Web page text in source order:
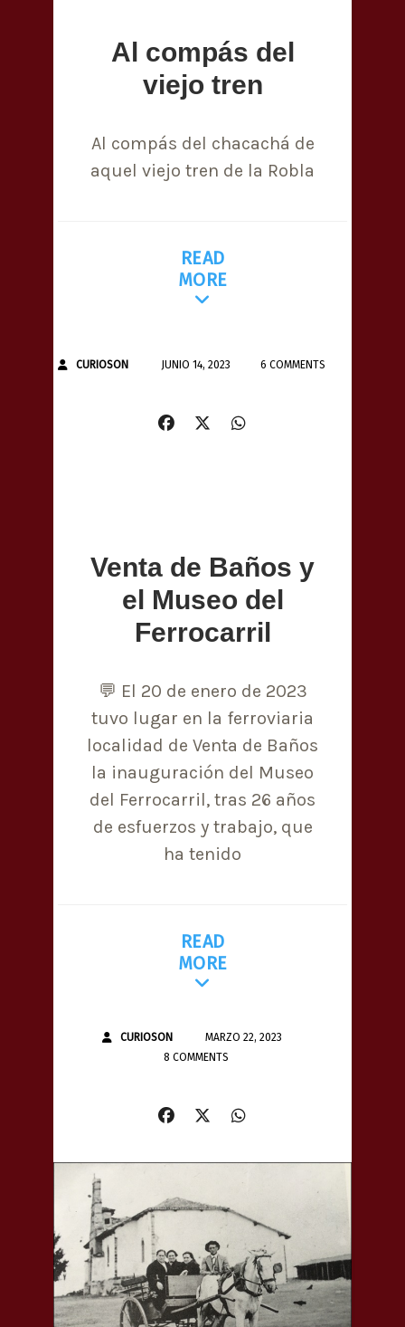
Al compás del
viejo tren
Al compás del chacachá de
aquel viejo tren de la Robla
READ
MORE
CURIOSON JUNIO 14, 2023 6 COMMENTS
Venta de Baños y
el Museo del
Ferrocarril
💬 El 20 de enero de 2023
tuvo lugar en la ferroviaria
localidad de Venta de Baños
la inauguración del Museo
del Ferrocarril, tras 26 años
de esfuerzos y trabajo, que
ha tenido
READ
MORE
CURIOSON
MARZO 22, 2023
8 COMMENTS